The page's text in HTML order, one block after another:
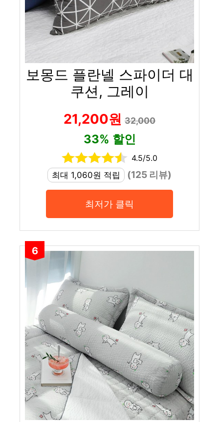
보몽드 플란넬 스파이더 대
쿠션, 그레이
21,200원 32,000
33% 할인
4.5/5.0
최대 1,060원 적립
(125 리뷰)
최저가 클릭
6